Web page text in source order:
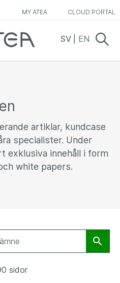
MY ATEA CLOUD PORTAL
SV EN
artiklar, kundcase
specialister. Under
exklusiva innehåll i form
white papers.
sidor